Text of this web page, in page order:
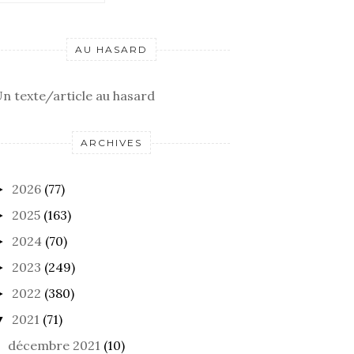
AU HASARD
texte/article au hasard
ARCHIVES
2026 (77)
2025 (163)
2024 (70)
2023 (249)
2022 (380)
2021 (71)
décembre 2021 (10)